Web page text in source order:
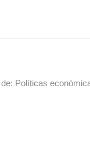
Políticas